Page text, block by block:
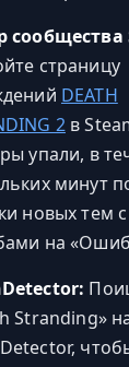
сообщества
страницу
DEATH
2в
упали, в
минут
новых тем с
на
Stranding»